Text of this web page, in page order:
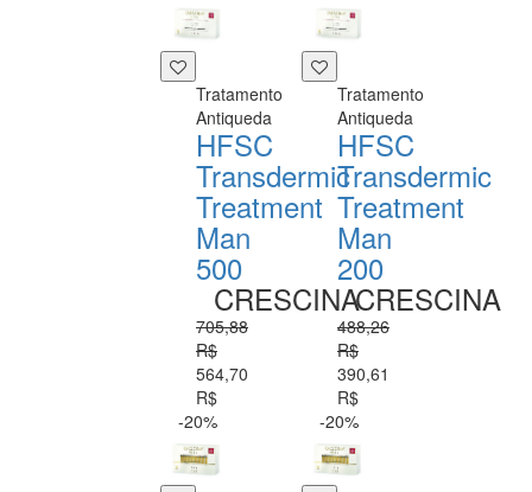
Tratamento
Antiqueda
HFSC
Transdermic
Treatment
Man
500
CRESCINA
705,88
R$
564,70
R$
Tratamento
Antiqueda
HFSC
Transdermic
Treatment
Man
200
CRESCINA
488,26
R$
390,61
R$
-20%
-20%